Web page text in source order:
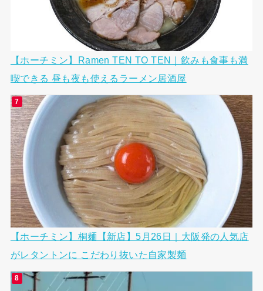
【ホーチミン】Ramen TEN TO TEN｜飲みも食事も満
喫できる 昼も夜も使えるラーメン居酒屋
【ホーチミン】桐麺【新店】5月26日｜大阪発の人気店
がレタントンに こだわり抜いた自家製麺